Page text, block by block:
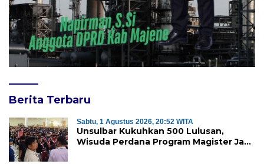
Berita Terbaru
Sabtu, 1 Agustus 2026, 20:52 WITA
Unsulbar Kukuhkan 500 Lulusan,
Wisuda Perdana Program Magister Jadi